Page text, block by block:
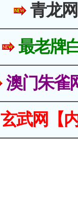
青龙
最老牌
澳门朱雀
玄武网【